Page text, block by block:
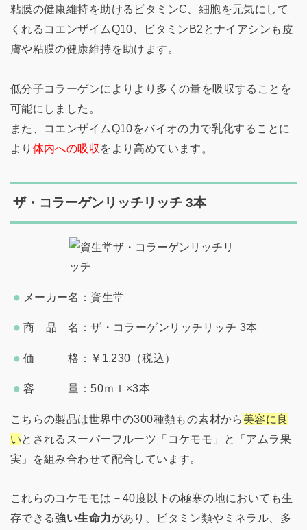
粘膜の健康維持を助けるビタミンC、細胞を元気にして
くれるコエンザイムQ10、ビタミンB2とナイアシンも皮
膚や粘膜の健康維持を助けます。
低分子コラーゲンによりより多くの量を吸収することを
可能にしました。
また、コエンザイムQ10をバイオの力で乳化することに
より 体内への吸収 をより高めています。
ザ・コラーゲンリッチリッチ 3本
メーカー名：資生堂
商 品 名：ザ・コラーゲンリッチリッチ 3本
価 格：￥1,230（税込）
容 量：50ｍｌ×3本
こちらの製品は世界中の300種類もの素材から 美容に良
いとされるスーパーフルーツ「コケモモ」と「アムラ果
実」を組み合わせて配合しています。
これらのコケモモは－40度以下の極寒の地においても生
存できる強い生命力があり、ビタミン類やミネラル、多